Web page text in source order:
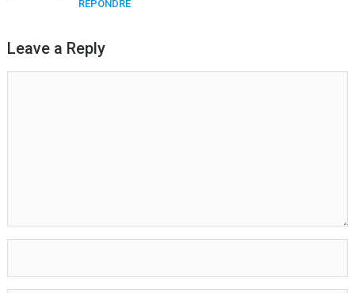
RÉPONDRE
Leave a Reply